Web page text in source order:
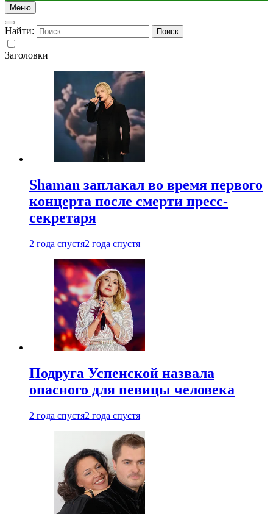
Меню
Найти:
Заголовки
Shaman заплакал во время первого
концерта после смерти пресс-
секретаря
2 года спустя2 года спустя
Подруга Успенской назвала
опасного для певицы человека
2 года спустя2 года спустя